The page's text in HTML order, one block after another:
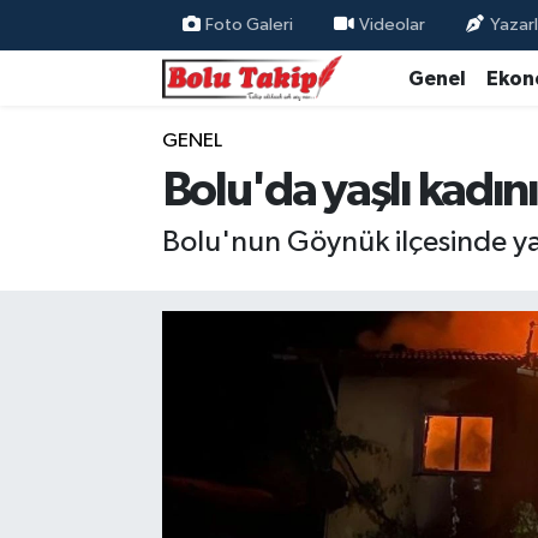
Foto Galeri Videolar
Genel
GENEL
Bolu'da yaşlı
Bolu'nun Göynük ilçesinde